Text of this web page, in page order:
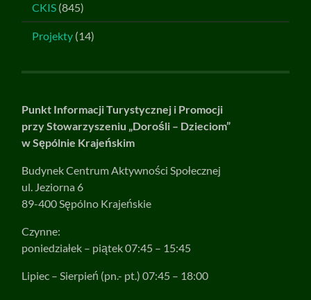
CKIS (845)
Projekty (14)
Punkt Informacji Turystycznej i Promocji
przy Stowarzyszeniu „Dorośli – Dzieciom”
w Sępólnie Krajeńskim
Budynek Centrum Aktywności Społecznej
ul. Jeziorna 6
89-400 Sępólno Krajeńskie
Czynne:
poniedziałek – piątek 07:45 – 15:45
Lipiec – Sierpień (pn.- pt.) 07:45 – 18:00